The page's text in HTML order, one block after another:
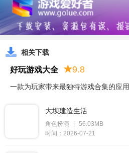
相关下载
好玩游戏大全 ★9.8
一款为玩家带来最独特游戏合集的应用
大坝建造生活
角色扮演 |
56.03MB
时间：2026-07-21